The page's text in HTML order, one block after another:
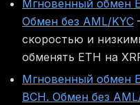
Мгновенный обмен
Обмен без AML/KYC
скоростью и
обменять ETH на
Мгновенный обмен
BCH. Обмен без